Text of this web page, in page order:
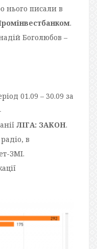
нього писали в
.
Боголюбов –
01.09 – 30.09 за
ЛІГА: ЗАКОН.
в
ЗМІ.